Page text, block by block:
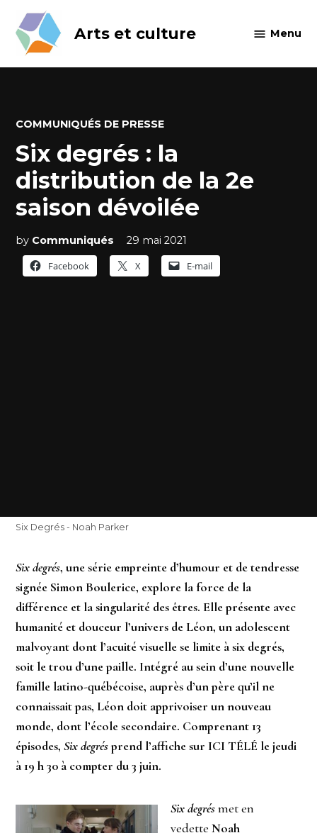
content
Arts et culture Menu
POSTED
COMMUNIQUÉS DE PRESSE
Six degrés : la
distribution de la 2e
saison dévoilée
by Communiqués
29 mai 2021
Facebook
X E-mail
Six Degrés - Noah Parker
Six degrés, une série empreinte d’humour et de tendresse
signée Simon Boulerice, explore la force de la
différence et la singularité des êtres. Elle présente avec
humanité et douceur l’univers de Léon, un adolescent
malvoyant dont l’acuité visuelle se limite à six degrés,
soit le trou d’une paille. Intégré au sein d’une nouvelle
famille latino-québécoise, auprès d’un père qu’il ne
connaissait pas, Léon doit apprivoiser un nouveau
monde, dont l’école secondaire. Comprenant 13
épisodes,Six degrésprend l’affiche sur ICI TÉLÉ le jeudi
à 19 h 30 à compter du 3 juin.
Six degrésmet en
vedetteNoah